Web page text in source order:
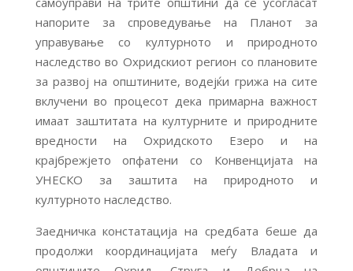
напорите за спроведување на Планот за
управување со културното и природното
наследство во Охридскиот регион со плановите
за развој на општините, водејќи грижа на сите
вклучени во процесот дека примарна важност
имаат заштитата на културните и природните
вредности на Охридското Езеро и на
крајбрежјето опфатени со Конвенцијата на
УНЕСКО за заштита на природното и
културното наследство.
Заедничка констатација на средбата беше да
продолжи координацијата меѓу Владата и